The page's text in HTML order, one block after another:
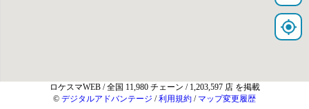
my_location
ロケスマWEB / 全国 11,980 チェーン / 1,203,597 店 を掲載
© デジタルアドバンテージ /利用規約 / マップ変更履歴